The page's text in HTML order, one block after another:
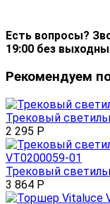
Есть вопросы?
19:00 без
Рекомендуем
Трековый
2 295 Р
Трековый
3 864 Р